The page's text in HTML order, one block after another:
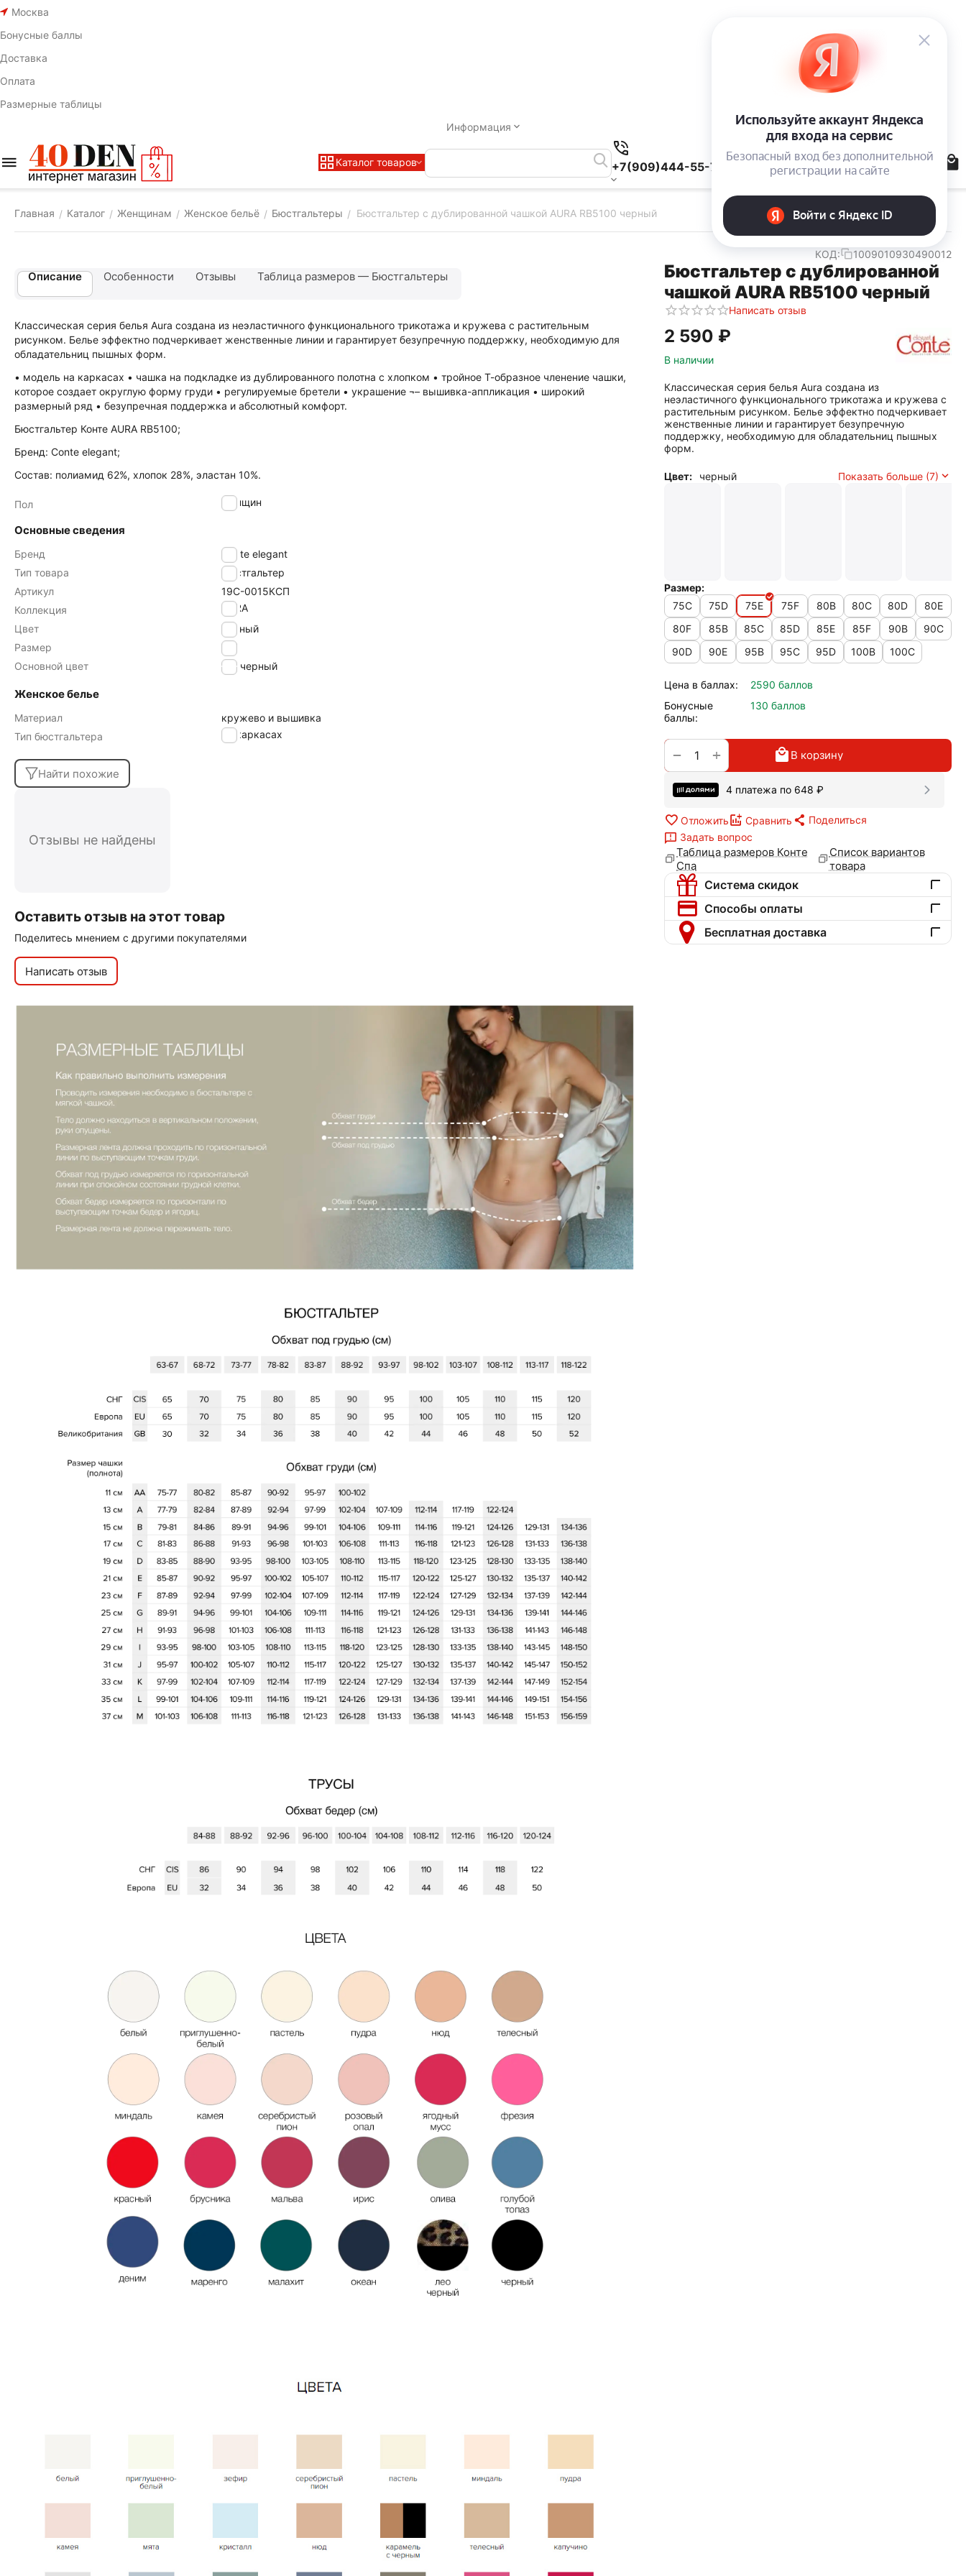
Москва
Бонусные баллы
Доставка
Оплата
Размерные таблицы
Информация
Каталог товаров +7(909)444-55-78
Главная / Каталог / Женщинам / Женское бельё / Бюстгальтеры / Бюстгальтер с дублированной чашкой AURA RB5100 черный
КОД: 1009010930490012
Бюстгальтер с дублированной
чашкой AURA RB5100 черный
Написать отзыв
2 590 ₽
В наличии
Классическая серия белья Aura создана из
неэластичного функционального трикотажа и кружева с
растительным рисунком. Белье эффектно подчеркивает
женственные линии и гарантирует безупречную
поддержку, необходимую для обладательниц пышных
форм.
Цвет: черный Показать больше (7)
Размер:
75C
75D 75E 75F 80B 80C 80D
80E
80F
85B 85C 85D 85E 85F 90B
90C
90D
90E 95B 95C 95D 100B 100C
Цена в баллах:
2590 баллов
Бонусные
баллы:
130 баллов
+
− В корзину
4 платежа по 648 ₽
Отложить Сравнить
Поделиться
Задать вопрос
Таблица размеров Конте
Спа
Список вариантов
товара
Система скидок
Способы оплаты
Бесплатная доставка
Описание Особенности Отзывы Таблица размеров — Бюстгальтеры
Классическая серия белья Aura создана из неэластичного функционального трикотажа и кружева с растительным
рисунком. Белье эффектно подчеркивает женственные линии и гарантирует безупречную поддержку, необходимую для
обладательниц пышных форм.
• модель на каркасах • чашка на подкладке из дублированного полотна с хлопком • тройное Т-образное членение чашки,
которое создает округлую форму груди • регулируемые бретели • украшение ¬– вышивка-аппликация • широкий
размерный ряд • безупречная поддержка и абсолютный комфорт.
Бюстгальтер Конте AURA RB5100;
Бренд: Conte elegant;
Состав: полиамид 62%, хлопок 28%, эластан 10%.
Пол женщин
Основные сведения
Бренд
Conte elegant
Тип товара
Бюстгальтер
Артикул
19С-0015КСП
Коллекция
AURA
Цвет
черный
Размер
75E
Основной цвет
черный
Женское белье
Материал
кружево и вышивка
Тип бюстгальтера
на каркасах
Найти похожие
Отзывы не найдены
Оставить отзыв на этот товар
Поделитесь мнением с другими покупателями
Написать отзыв